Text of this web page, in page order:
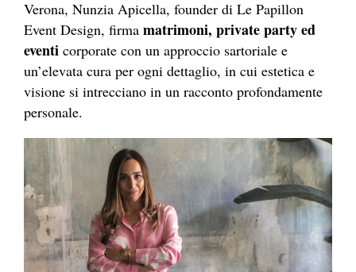
Verona, Nunzia Apicella, founder di Le Papillon
Event Design, firma matrimoni, private party ed
eventi corporate con un approccio sartoriale e
un’elevata cura per ogni dettaglio, in cui estetica e
visione si intrecciano in un racconto profondamente
personale.